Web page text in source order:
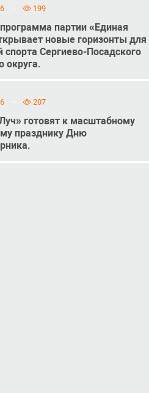
199
партии «Единая
новые горизонты для
спорта Сергиево-Посадского
округа.
207
готовят к масштабному
празднику Дню